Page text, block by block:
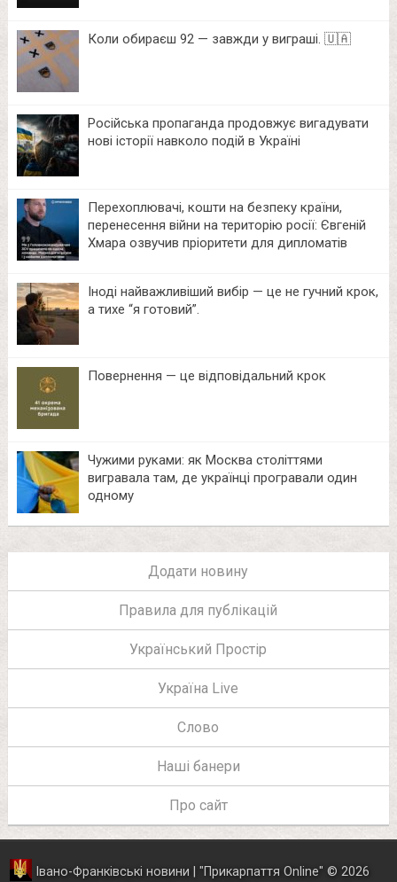
Коли обираєш 92 — завжди у виграші. 🇺🇦
Російська пропаганда продовжує вигадувати
нові історії навколо подій в Україні
Перехоплювачі, кошти на безпеку країни,
перенесення війни на територію росії: Євгеній
Хмара озвучив пріоритети для дипломатів
Іноді найважливіший вибір — це не гучний крок,
а тихе “я готовий”.
Повернення — це відповідальний крок
Чужими руками: як Москва століттями
вигравала там, де українці програвали один
одному
Додати новину
Правила для публікацій
Український Простір
Україна Live
Слово
Наші банери
Про сайт
Івано-Франківські новини | "Прикарпаття Online" © 2026